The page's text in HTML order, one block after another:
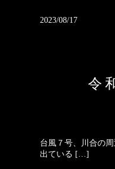
2023/08/17
令
台風７号、川合の
出ている […]